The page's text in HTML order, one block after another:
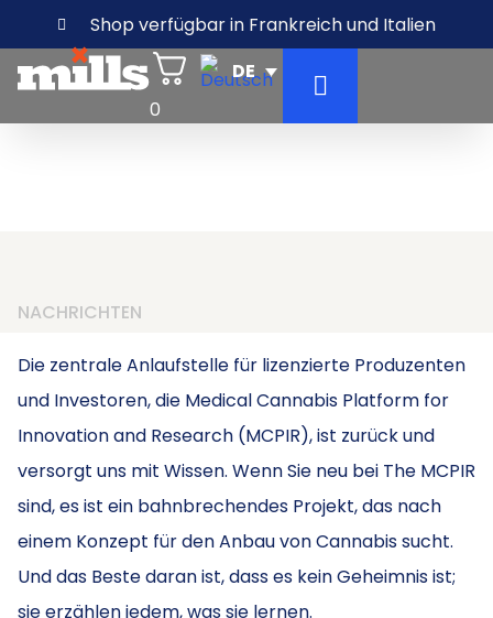
Shop verfügbar in Frankreich und Italien
0
NACHRICHTEN
Die zentrale Anlaufstelle für lizenzierte Produzenten
und Investoren, die Medical Cannabis Platform for
Innovation and Research (MCPIR), ist zurück und
versorgt uns mit Wissen. Wenn Sie neu bei The MCPIR
sind, es ist ein bahnbrechendes Projekt, das nach
einem Konzept für den Anbau von Cannabis sucht.
Und das Beste daran ist, dass es kein Geheimnis ist;
sie erzählen jedem, was sie lernen.